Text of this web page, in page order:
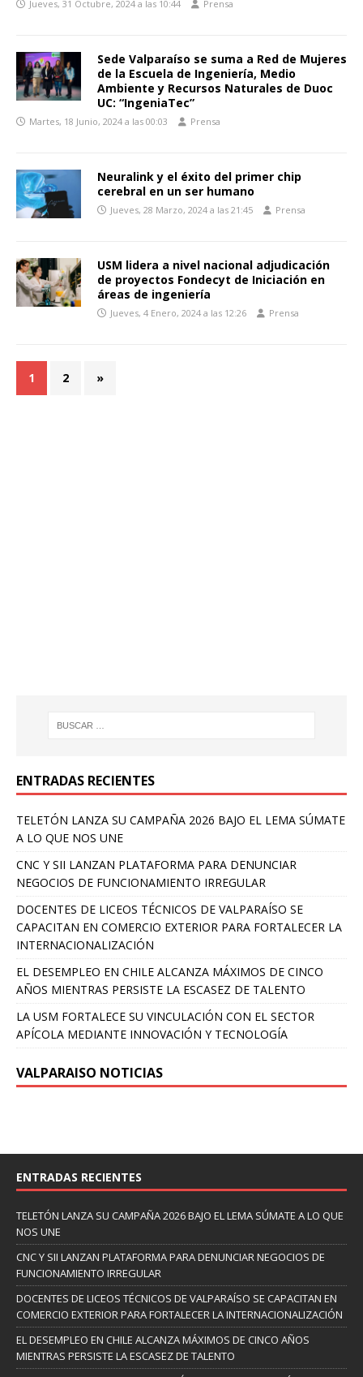
Jueves, 31 Octubre, 2024 a las 10:44 Prensa
Sede Valparaíso se suma a Red de Mujeres
de la Escuela de Ingeniería, Medio
Ambiente y Recursos Naturales de Duoc
UC: “IngeniaTec”
Martes, 18 Junio, 2024 a las 00:03 Prensa
Neuralink y el éxito del primer chip
cerebral en un ser humano
Jueves, 28 Marzo, 2024 a las 21:45 Prensa
USM lidera a nivel nacional adjudicación
de proyectos Fondecyt de Iniciación en
áreas de ingeniería
Jueves, 4 Enero, 2024 a las 12:26 Prensa
1 2 »
ENTRADAS RECIENTES
TELETÓN LANZA SU CAMPAÑA 2026 BAJO EL LEMA SÚMATE
A LO QUE NOS UNE
CNC Y SII LANZAN PLATAFORMA PARA DENUNCIAR
NEGOCIOS DE FUNCIONAMIENTO IRREGULAR
DOCENTES DE LICEOS TÉCNICOS DE VALPARAÍSO SE
CAPACITAN EN COMERCIO EXTERIOR PARA FORTALECER LA
INTERNACIONALIZACIÓN
EL DESEMPLEO EN CHILE ALCANZA MÁXIMOS DE CINCO
AÑOS MIENTRAS PERSISTE LA ESCASEZ DE TALENTO
LA USM FORTALECE SU VINCULACIÓN CON EL SECTOR
APÍCOLA MEDIANTE INNOVACIÓN Y TECNOLOGÍA
VALPARAISO NOTICIAS
ENTRADAS RECIENTES
TELETÓN LANZA SU CAMPAÑA 2026 BAJO EL LEMA SÚMATE A LO QUE
NOS UNE
CNC Y SII LANZAN PLATAFORMA PARA DENUNCIAR NEGOCIOS DE
FUNCIONAMIENTO IRREGULAR
DOCENTES DE LICEOS TÉCNICOS DE VALPARAÍSO SE CAPACITAN EN
COMERCIO EXTERIOR PARA FORTALECER LA INTERNACIONALIZACIÓN
EL DESEMPLEO EN CHILE ALCANZA MÁXIMOS DE CINCO AÑOS
MIENTRAS PERSISTE LA ESCASEZ DE TALENTO